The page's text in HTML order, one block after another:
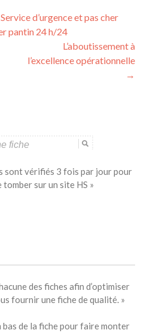
d’urgence et pas cher
pantin 24 h/24
L’aboutissement à
l’excellence opérationnelle
→
sont vérifiés 3 fois par jour pour
sur un site HS »
des fiches afin d’optimiser
fournir une fiche de qualité. »
bas de la fiche pour faire monter